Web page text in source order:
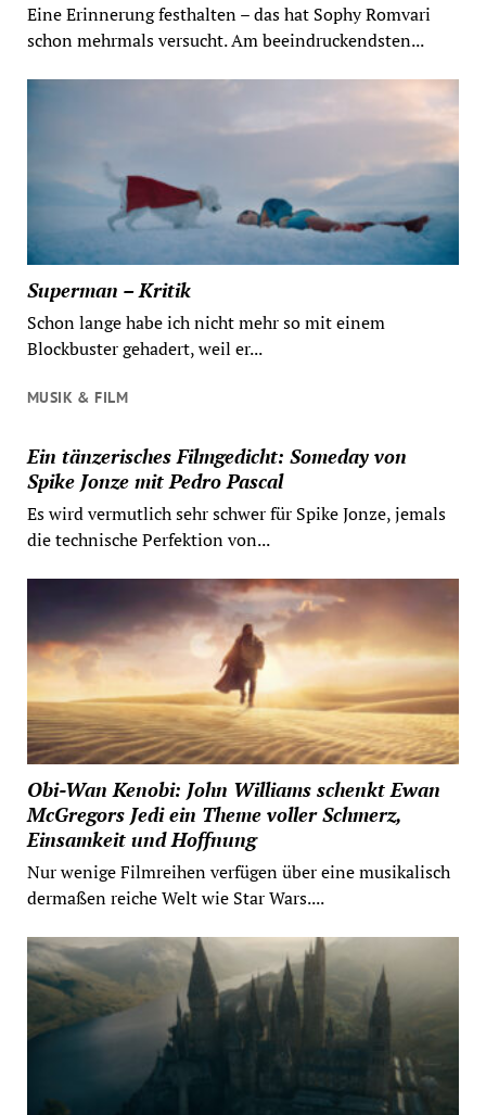
Eine Erinnerung festhalten – das hat Sophy Romvari
schon mehrmals versucht. Am beeindruckendsten...
Superman – Kritik
Schon lange habe ich nicht mehr so mit einem
Blockbuster gehadert, weil er...
MUSIK & FILM
Ein tänzerisches Filmgedicht: Someday von
Spike Jonze mit Pedro Pascal
Es wird vermutlich sehr schwer für Spike Jonze, jemals
die technische Perfektion von...
Obi-Wan Kenobi: John Williams schenkt Ewan
McGregors Jedi ein Theme voller Schmerz,
Einsamkeit und Hoffnung
Nur wenige Filmreihen verfügen über eine musikalisch
dermaßen reiche Welt wie Star Wars....